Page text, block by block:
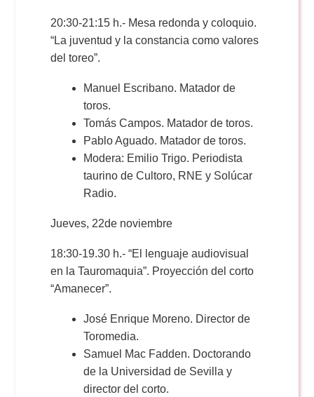
20:30-21:15 h.- Mesa redonda y coloquio.
“La juventud y la constancia como valores
del toreo”.
Manuel Escribano. Matador de
toros.
Tomás Campos. Matador de toros.
Pablo Aguado. Matador de toros.
Modera: Emilio Trigo. Periodista
taurino de Cultoro, RNE y Solúcar
Radio.
Jueves, 22de noviembre
18:30-19.30 h.- “El lenguaje audiovisual
en la Tauromaquia”. Proyección del corto
“Amanecer”.
José Enrique Moreno. Director de
Toromedia.
Samuel Mac Fadden. Doctorando
de la Universidad de Sevilla y
director del corto.